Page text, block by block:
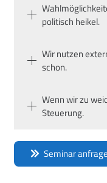
politisch heikel.
Wir nutzen
schon.
Wenn wir zu
Steuerung.
Seminar